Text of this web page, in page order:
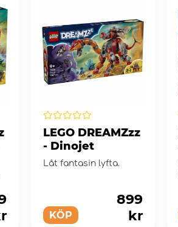
LEGO DREAMZzz
- Dinojet
Låt fantasin lyfta.
KÖP
899
kr